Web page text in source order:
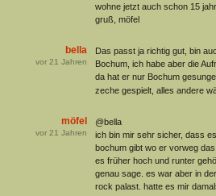
wohne jetzt auch schon 15
gruß, möfel
bella
vor 21 Jahren
Das passt ja richtig gut, bin
Bochum, ich habe aber die
da hat er nur Bochum
zeche gespielt, alles andere
möfel
vor 21 Jahren
@bella
ich bin mir sehr sicher, dass
bochum gibt wo er vorweg
es früher hoch und runter
genau sage. es war aber in
rock palast. hatte es mir